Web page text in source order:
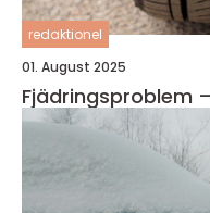
redaktionel
01. August 2025
Fjädringsproblem